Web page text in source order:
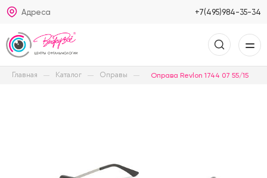
Адреса +7(495)984-35-34
Главная Каталог Оправы Оправа Revlon 1744 07 55/15